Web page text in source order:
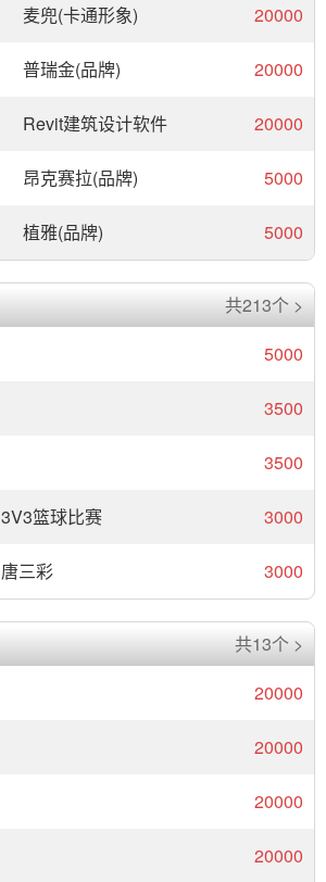
麦兜(卡通形象) 20000
普瑞金(品牌) 20000
Revit建筑设计软件 20000
昂克赛拉(品牌) 5000
植雅(品牌) 5000
共213个 >
5000
3500
3500
3V3篮球比赛 3000
唐三彩 3000
共13个 >
20000
20000
20000
20000